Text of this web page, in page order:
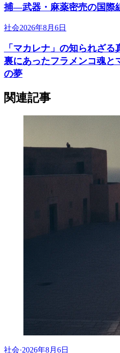
捕―武器・麻薬密売の国際
社会2026年8月6日
「マカレナ」の知られざ
裏にあったフラメンコ魂と
の夢
関連記事
社会·2026年8月6日